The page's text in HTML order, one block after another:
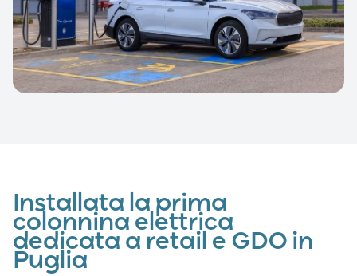
Installata la prima
colonnina elettrica
dedicata a retail e GDO in
Puglia